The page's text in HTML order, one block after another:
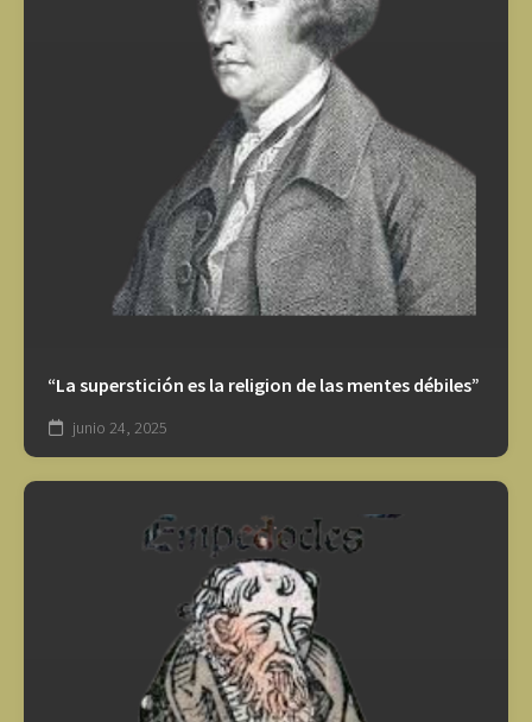
“La superstición es la religion de las mentes débiles”
junio 24, 2025